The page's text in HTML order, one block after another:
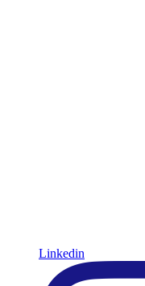
Linkedin